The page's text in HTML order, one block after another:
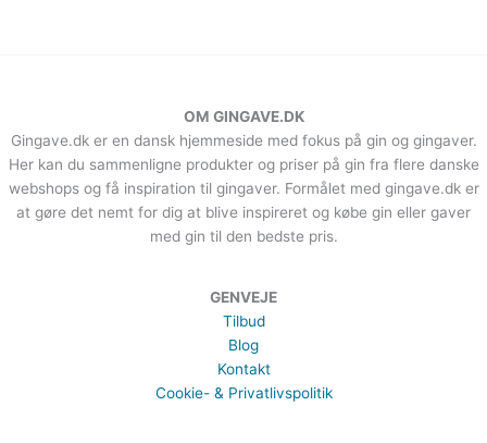
OM GINGAVE.DK
Gingave.dk er en dansk hjemmeside med fokus på gin og gingaver.
Her kan du sammenligne produkter og priser på gin fra flere danske
webshops og få inspiration til gingaver. Formålet med gingave.dk er
at gøre det nemt for dig at blive inspireret og købe gin eller gaver
med gin til den bedste pris.
GENVEJE
Tilbud
Blog
Kontakt
Cookie- & Privatlivspolitik